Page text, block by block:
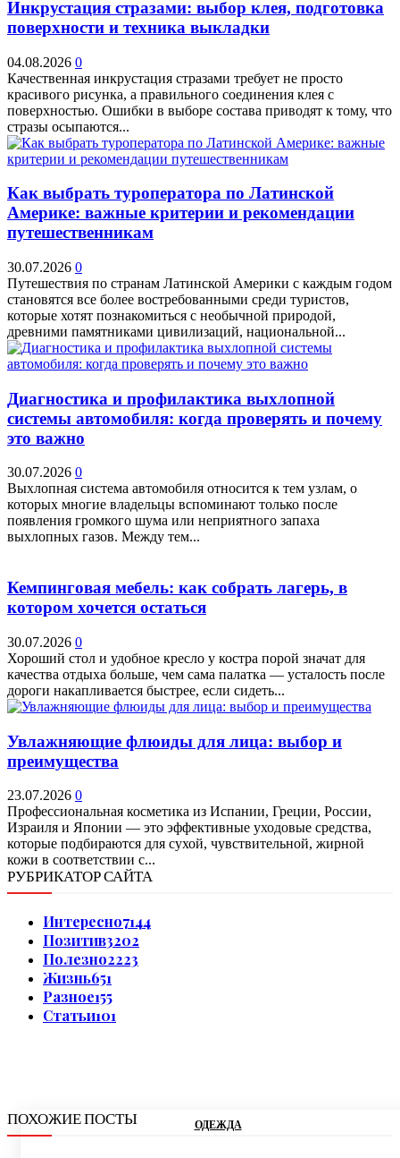
Инкрустация стразами: выбор клея, подготовка
поверхности и техника выкладки
04.08.2026 0
Качественная инкрустация стразами требует не просто
красивого рисунка, а правильного соединения клея с
поверхностью. Ошибки в выборе состава приводят к тому, что
стразы осыпаются...
Как выбрать туроператора по Латинской
Америке: важные критерии и рекомендации
путешественникам
30.07.2026 0
Путешествия по странам Латинской Америки с каждым годом
становятся все более востребованными среди туристов,
которые хотят познакомиться с необычной природой,
древними памятниками цивилизаций, национальной...
Диагностика и профилактика выхлопной
системы автомобиля: когда проверять и почему
это важно
30.07.2026 0
Выхлопная система автомобиля относится к тем узлам, о
которых многие владельцы вспоминают только после
появления громкого шума или неприятного запаха
выхлопных газов. Между тем...
Кемпинговая мебель: как собрать лагерь, в
котором хочется остаться
30.07.2026 0
Хороший стол и удобное кресло у костра порой значат для
качества отдыха больше, чем сама палатка — усталость после
дороги накапливается быстрее, если сидеть...
Увлажняющие флюиды для лица: выбор и
преимущества
23.07.2026 0
Профессиональная косметика из Испании, Греции, России,
Израиля и Японии — это эффективные уходовые средства,
которые подбираются для сухой, чувствительной, жирной
кожи в соответствии с...
РУБРИКАТОР САЙТА
Интересно7144
Позитив3202
Полезно2223
Жизнь651
Разное155
Статьи101
ПОХОЖИЕ ПОСТЫ ОДЕЖДА